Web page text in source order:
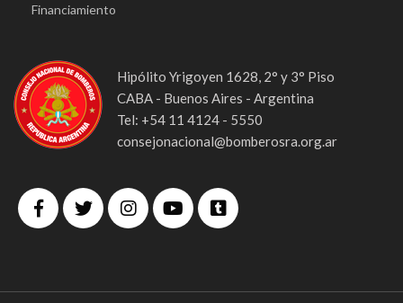
Financiamiento
Hipólito Yrigoyen 1628, 2° y 3° Piso
CABA - Buenos Aires - Argentina
Tel: +54 11 4124 - 5550
consejonacional@bomberosra.org.ar